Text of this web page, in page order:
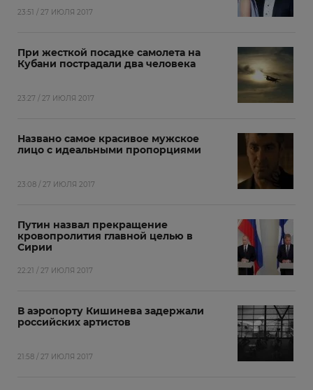
23:51 / 27 ИЮЛЯ 2017
При жесткой посадке самолета на
Кубани пострадали два человека
23:27 / 27 ИЮЛЯ 2017
Названо самое красивое мужское
лицо с идеальными пропорциями
23:08 / 27 ИЮЛЯ 2017
Путин назвал прекращение
кровопролития главной целью в
Сирии
22:21 / 27 ИЮЛЯ 2017
В аэропорту Кишинева задержали
российских артистов
21:58 / 27 ИЮЛЯ 2017